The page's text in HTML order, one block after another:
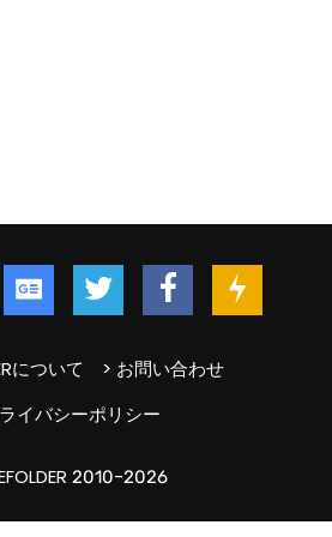
について
> お問い合わせ
イバシーポリシー
2010-2026